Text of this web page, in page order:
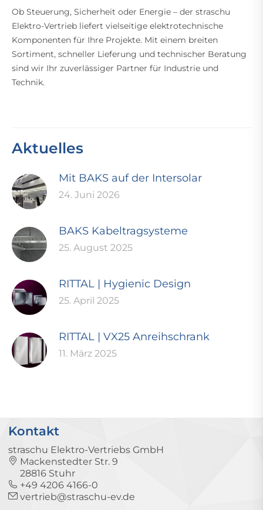
Ob Steuerung, Sicherheit oder Energie – der straschu
Elektro-Vertrieb liefert vielseitige elektrotechnische
Komponenten für Ihre Projekte. Mit einem breiten
Sortiment, schneller Lieferung und technischer Beratung
sind wir Ihr zuverlässiger Partner für Industrie und
Technik.
Aktuelles
Mit BAKS auf der Intersolar
24. Juni 2026
BAKS Kabeltragsysteme
25. August 2025
RITTAL | Hygienic Design
25. April 2025
RITTAL | VX25 Anreihschrank
11. März 2025
Kontakt
straschu Elektro-Vertriebs GmbH
Mackenstedter Str. 9
28816 Stuhr
+49 4206 4166-0
vertrieb@straschu-ev.de